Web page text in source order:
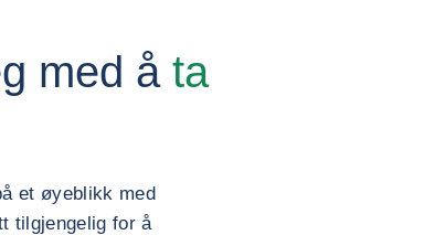
med åta
et øyeblikk med
tilgjengelig for å